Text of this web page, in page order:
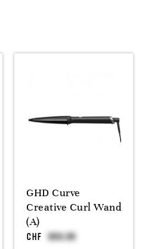
GHD Curve
Creative Curl Wand
(A)
CHF